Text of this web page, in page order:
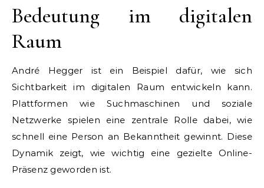
Bedeutung im digitalen
Raum
André Hegger ist ein Beispiel dafür, wie sich
Sichtbarkeit im digitalen Raum entwickeln kann.
Plattformen wie Suchmaschinen und soziale
Netzwerke spielen eine zentrale Rolle dabei, wie
schnell eine Person an Bekanntheit gewinnt. Diese
Dynamik zeigt, wie wichtig eine gezielte Online-
Präsenz geworden ist.